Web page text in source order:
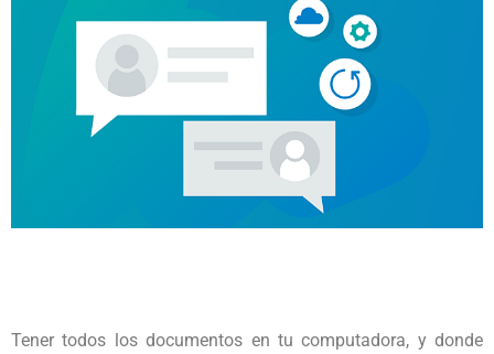
Tener todos los documentos en tu computadora, y donde